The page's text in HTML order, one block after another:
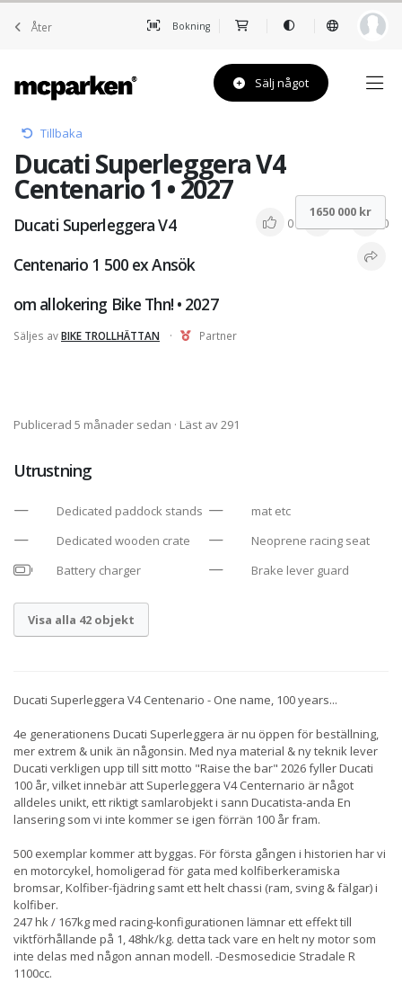
Åter Bokning
Sälj något
Tillbaka
Ducati Superleggera V4
Centenario 1 • 2027
Ducati Superleggera V4
Centenario 1 500 ex Ansök
om allokering Bike Thn! • 2027
0 0
Säljes avBIKE TROLLHÄTTAN · Partner
1650 000 kr
Publicerad 5 månader sedan · Läst av 291
Utrustning
Dedicated paddock stands
mat etc
Dedicated wooden crate
Neoprene racing seat
Battery charger
Brake lever guard
Visa alla 42 objekt
Ducati Superleggera V4 Centenario - One name, 100 years...
4e generationens Ducati Superleggera är nu öppen för beställning,
mer extrem & unik än någonsin. Med nya material & ny teknik lever
Ducati verkligen upp till sitt motto "Raise the bar" 2026 fyller Ducati
100 år, vilket innebär att Superleggera V4 Centernario är något
alldeles unikt, ett riktigt samlarobjekt i sann Ducatista-anda En
lansering som vi inte kommer se igen förrän 100 år fram.
500 exemplar kommer att byggas. För första gången i historien har vi
en motorcykel, homoligerad för gata med kolfiberkeramiska
bromsar, Kolfiber-fjädring samt ett helt chassi (ram, sving & fälgar) i
kolfiber.
247 hk / 167kg med racing-konfigurationen lämnar ett effekt till
viktförhållande på 1, 48hk/kg. detta tack vare en helt ny motor som
inte delas med någon annan modell. -Desmosedicie Stradale R
1100cc.